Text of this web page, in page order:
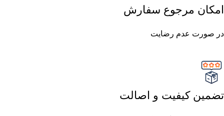
امکان مرجوع سفارش
در صورت عدم رضایت
تضمین کیفیت و اصالت